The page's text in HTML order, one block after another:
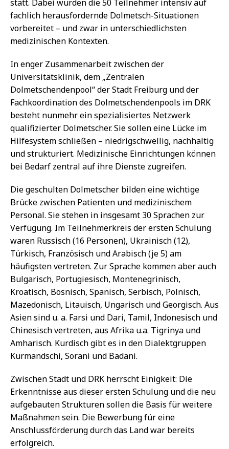
statt. Dabei wurden die 50 Teilnehmer intensiv auf
fachlich herausfordernde Dolmetsch-Situationen
vorbereitet – und zwar in unterschiedlichsten
medizinischen Kontexten.
In enger Zusammenarbeit zwischen der
Universitätsklinik, dem „Zentralen
Dolmetschendenpool“ der Stadt Freiburg und der
Fachkoordination des Dolmetschendenpools im DRK
besteht nunmehr ein spezialisiertes Netzwerk
qualifizierter Dolmetscher. Sie sollen eine Lücke im
Hilfesystem schließen – niedrigschwellig, nachhaltig
und strukturiert. Medizinische Einrichtungen können
bei Bedarf zentral auf ihre Dienste zugreifen.
Die geschulten Dolmetscher bilden eine wichtige
Brücke zwischen Patienten und medizinischem
Personal. Sie stehen in insgesamt 30 Sprachen zur
Verfügung. Im Teilnehmerkreis der ersten Schulung
waren Russisch (16 Personen), Ukrainisch (12),
Türkisch, Französisch und Arabisch (je 5) am
häufigsten vertreten. Zur Sprache kommen aber auch
Bulgarisch, Portugiesisch, Montenegrinisch,
Kroatisch, Bosnisch, Spanisch, Serbisch, Polnisch,
Mazedonisch, Litauisch, Ungarisch und Georgisch. Aus
Asien sind u. a. Farsi und Dari, Tamil, Indonesisch und
Chinesisch vertreten, aus Afrika u.a. Tigrinya und
Amharisch. Kurdisch gibt es in den Dialektgruppen
Kurmandschi, Sorani und Badani.
Zwischen Stadt und DRK herrscht Einigkeit: Die
Erkenntnisse aus dieser ersten Schulung und die neu
aufgebauten Strukturen sollen die Basis für weitere
Maßnahmen sein. Die Bewerbung für eine
Anschlussförderung durch das Land war bereits
erfolgreich.